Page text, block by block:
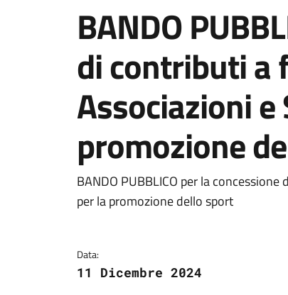
BANDO
di contributi a
Associazioni
promozione
Dettagli della
BANDO PUBBLICO per la
per la promozione dello sport
Data:
11 Dicembre 2024